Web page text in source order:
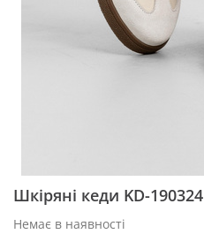
Шкіряні кеди KD-190324
Немає в наявності